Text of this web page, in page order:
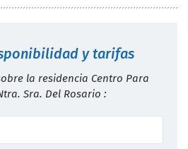
y tarifas
la residencia Centro Para
Sra. Del Rosario :